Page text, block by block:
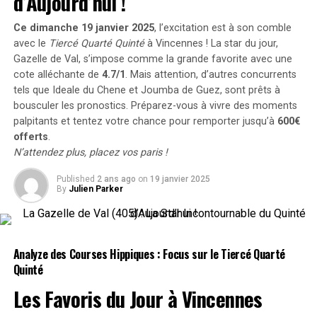
sous un jour plus favorable. Vous bénéficierez de phares
escamotables et d’un moteur V6 Mazda de 2,5 litres.
Bien qu’il existe des versions avec un moteur quatre
cylindres, le V6 est à privilégier. Cependant, attendez-
vous à une recherche prolongée, car il y a à peine 200
modèles encore enregistrés au Royaume-Uni. Un modèle
en état de marche peut coûter quelques milliers d’euros,
mais les modèles en excellent état peuvent atteindre 15
000 euros.
Lotus Elan
La Lotus Elan de génération M100 est la plus abordable
escamotables. Bien qu’elle soit la seule voiture à traction
avant produite par Lotus, cela ne signifie pas qu’elle
déçoit en matière de maniabilité.
après une enquête approfondie. Cette décision a permis
à jewelcandle Fac d’accéder au podium tant convoité.
Performances Remarquables
Granvillaise Bleue, entraînée par Pierre Levesque et déjà
bien connue pour ses performances passées
remarquables, s’est classée fièrement à la quatrième
place. C’est sa troisième fois consécutive qu’elle termine
parmi les cinq premiers après avoir brillé en 2022 et
2023. Gazelle de Val a également réalisé une belle
remontée finale pour compléter le quinté gagnant.
Pour découvrir tous les résultats détaillés ainsi que les
pas à consulter notre site !
Offres Spéciales sur les Paris Hippiques
Ce dimanche 19 janvier 2025, l’excitation est à son comble
avec le Tiercé Quarté Quintéà Vincennes ! La star du jour,
Gazelle de Val, s’impose comme la grande favorite avec une
cote alléchante de 4.7/1 . Mais attention, d’autres concurrents
tels que Ideale du Chene et Joumba de Guez, sont prêts à
bousculer les pronostics. Préparez-vous à vivre des moments
palpitants et tentez votre chance pour remporter jusqu’à 600€
offerts.
N’attendez plus, placez vos paris !
Published 2 ans ago on 19 janvier 2025
By Julien Parker
Analyze des Courses Hippiques : Focus sur le Tiercé Quarté
Quinté
Les Favoris du Jour àVincennes